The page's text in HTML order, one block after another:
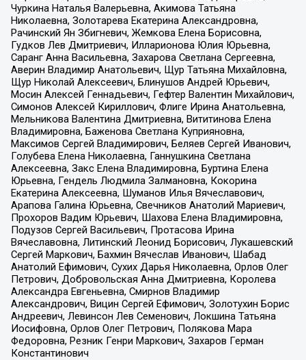
Чуркина Наталья Валерьевна, Акимова Татьяна
Николаевна, Золотарева Екатерина Александровна,
Рачинский Ян Збигневич, Жемкова Елена Борисовна,
Гудков Лев Дмитриевич, Илларионова Юлия Юрьевна,
Саранг Анна Васильевна, Захарова Светлана Сергеевна,
Аверин Владимир Анатольевич, Щур Татьяна Михайловна,
Щур Николай Алексеевич, Блинушов Андрей Юрьевич,
Мосин Алексей Геннадьевич, Гефтер Валентин Михайлович,
Симонов Алексей Кириллович, Флиге Ирина Анатольевна,
Мельникова Валентина Дмитриевна, Вититинова Елена
Владимировна, Баженова Светлана Куприяновна,
Максимов Сергей Владимирович, Беляев Сергей Иванович,
Голубева Елена Николаевна, Ганнушкина Светлана
Алексеевна, Закс Елена Владимировна, Буртина Елена
Юрьевна, Гендель Людмила Залмановна, Кокорина
Екатерина Алексеевна, Шуманов Илья Вячеславович,
Арапова Галина Юрьевна, Свечников Анатолий Мариевич,
Прохоров Вадим Юрьевич, Шахова Елена Владимировна,
Подузов Сергей Васильевич, Протасова Ирина
Вячеславовна, Литинский Леонид Борисович, Лукашевский
Сергей Маркович, Бахмин Вячеслав Иванович, Шабад
Анатолий Ефимович, Сухих Дарья Николаевна, Орлов Олег
Петрович, Добровольская Анна Дмитриевна, Королева
Александра Евгеньевна, Смирнов Владимир
Александрович, Вицин Сергей Ефимович, Золотухин Борис
Андреевич, Левинсон Лев Семенович, Локшина Татьяна
Иосифовна, Орлов Олег Петрович, Полякова Мара
Федоровна, Резник Генри Маркович, Захаров Герман
Константинович